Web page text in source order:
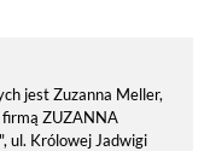
jest Zuzanna Meller,
firmą ZUZANNA
ul. Królowej Jadwigi